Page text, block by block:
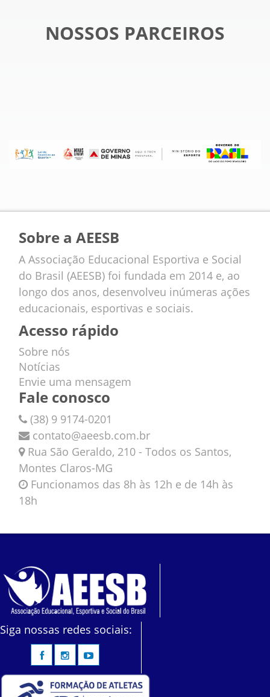
NOSSOS PARCEIROS
Sobre a AEESB
A Associação Educacional Esportiva e Social
do Brasil (AEESB) foi fundada em 2014 e, ao
longo dos anos, desenvolveu inúmeras ações
educacionais, esportivas e sociais.
Acesso rápido
Sobre nós
Notícias
Envie uma mensagem
Fale conosco
(38) 9 9174-0201
contato@aeesb.com.br
Rua São Geraldo, 210 - Todos os Santos,
Montes Claros-MG
Funcionamos das 8h às 12h e de 14h às
18h
Siga nossas redes sociais: